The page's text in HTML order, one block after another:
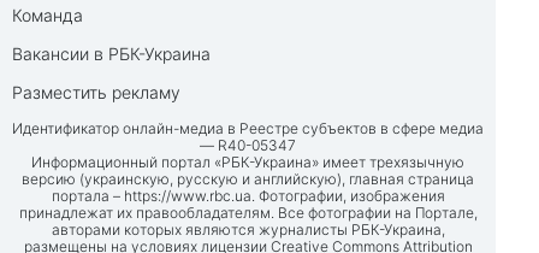
Команда
Вакансии в РБК-Украина
Разместить рекламу
Идентификатор онлайн-медиа в Реестре субъектов в сфере медиа
— R40-05347
Информационный портал «РБК-Украина» имеет трехязычную
версию (украинскую, русскую и английскую), главная страница
портала – https://www.rbc.ua. Фотографии, изображения
принадлежат их правообладателям. Все фотографии на Портале,
авторами которых являются журналисты РБК-Украина,
размещены на условиях лицензии Creative Commons Attribution